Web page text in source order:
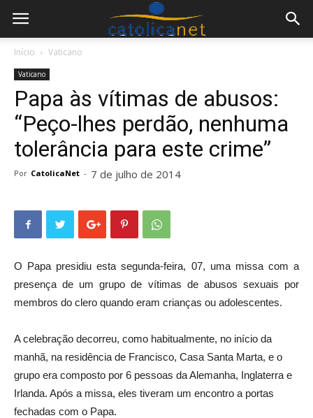
Início Vaticano
Vaticano
Papa às vítimas de abusos:
“Peço-lhes perdão, nenhuma
tolerância para este crime”
Por CatolicaNet - 7 de julho de 2014
O Papa presidiu esta segunda-feira, 07, uma missa com a
presença de um grupo de vítimas de abusos sexuais por
membros do clero quando eram crianças ou adolescentes.
A celebração decorreu, como habitualmente, no início da
manhã, na residência de Francisco, Casa Santa Marta, e o
grupo era composto por 6 pessoas da Alemanha, Inglaterra e
Irlanda. Após a missa, eles tiveram um encontro a portas
fechadas com o Papa.